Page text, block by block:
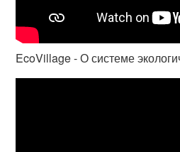
EcoVillage - О системе